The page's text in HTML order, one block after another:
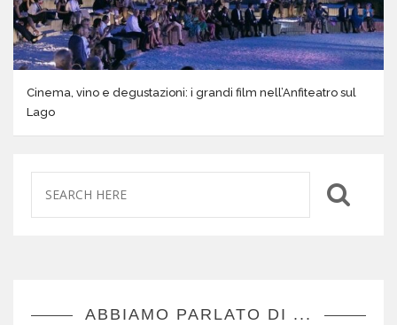
Cinema, vino e degustazioni: i grandi film nell’Anfiteatro sul
Lago
ABBIAMO PARLATO DI ...